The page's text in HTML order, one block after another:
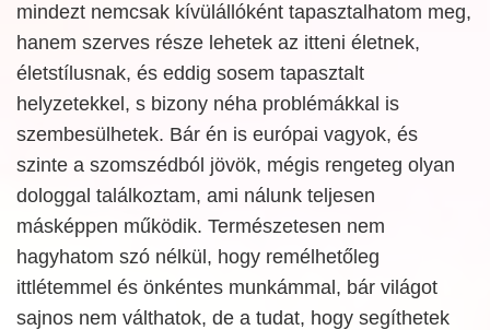
mindezt nemcsak kívülállóként tapasztalhatom meg,
hanem szerves része lehetek az itteni életnek,
életstílusnak, és eddig sosem tapasztalt
helyzetekkel, s bizony néha problémákkal is
szembesülhetek. Bár én is európai vagyok, és
szinte a szomszédból jövök, mégis rengeteg olyan
dologgal találkoztam, ami nálunk teljesen
másképpen működik. Természetesen nem
hagyhatom szó nélkül, hogy remélhetőleg
ittlétemmel és önkéntes munkámmal, bár világot
sajnos nem válthatok, de a tudat, hogy segíthetek